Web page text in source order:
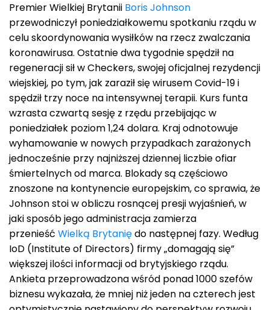
Premier Wielkiej Brytanii Boris Johnson
przewodniczył poniedziałkowemu spotkaniu rządu w
celu skoordynowania wysiłków na rzecz zwalczania
koronawirusa. Ostatnie dwa tygodnie spędził na
regeneracji sił w Checkers, swojej oficjalnej rezydencji
wiejskiej, po tym, jak zaraził się wirusem Covid-19 i
spędził trzy noce na intensywnej terapii. Kurs funta
wzrasta czwartą sesję z rzędu przebijając w
poniedziałek poziom 1,24 dolara. Kraj odnotowuje
wyhamowanie w nowych przypadkach zarażonych
jednocześnie przy najniższej dziennej liczbie ofiar
śmiertelnych od marca. Blokady są częściowo
znoszone na kontynencie europejskim, co sprawia, że
Johnson stoi w obliczu rosnącej presji wyjaśnień, w
jaki sposób jego administracja zamierza
przenieść Wielką Brytaniędo następnej fazy. Według
IoD (Institute of Directors) firmy „domagają się”
większej ilości informacji od brytyjskiego rządu.
Ankieta przeprowadzona wśród ponad 1000 szefów
biznesu wykazała, że ​​mniej niż jeden na czterech jest